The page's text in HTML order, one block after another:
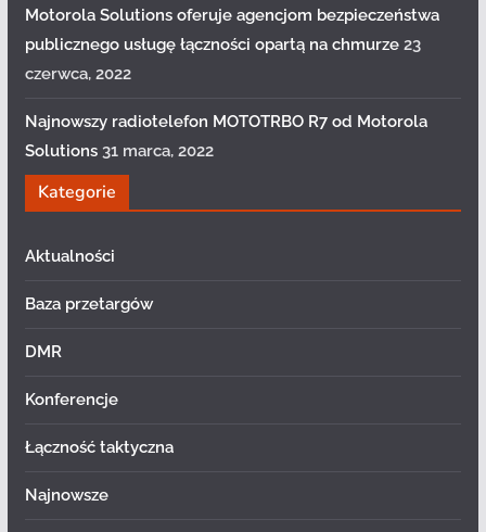
Motorola Solutions oferuje agencjom bezpieczeństwa
publicznego usługę łączności opartą na chmurze 23
czerwca, 2022
Najnowszy radiotelefon MOTOTRBO R7 od Motorola
Solutions 31 marca, 2022
Kategorie
Aktualności
Baza przetargów
DMR
Konferencje
Łączność taktyczna
Najnowsze